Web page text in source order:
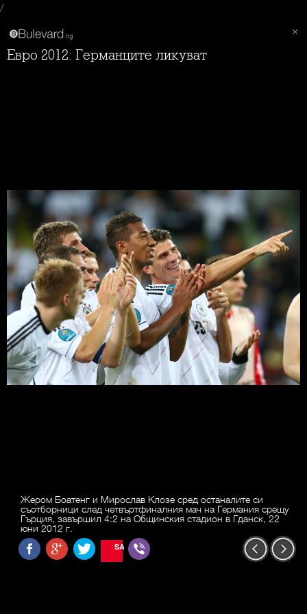
/
Евро 2012: Германците ликуват
Жером Боатенг и Мирослав Клозе сред останалите си
съотборници след четвъртфиналния мач на Германия срещу
Гърция, завършил 4:2 на Общинския стадион в Гданск, 22
юни 2012 г.
SAVE